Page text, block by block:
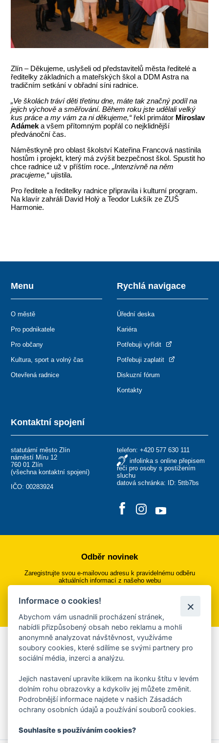
Zlín – Děkujeme, uslyšeli od představitelů města ředitelé a
ředitelky základních a mateřských škol a DDM Astra na
tradičním setkání v obřadní síni radnice.
„Ve školách tráví děti třetinu dne, máte tak značný podíl na
jejich výchově a směřování. Během roku jste udělali velký
kus práce a my vám za ni děkujeme,“řekl primátor Miroslav
Adámek a všem přítomným popřál co nejklidnější
předvánoční čas.
Náměstkyně pro oblast školství Kateřina Francová nastínila
hostům i projekt, který má zvýšit bezpečnost škol. Spustit ho
chce radnice už v příštím roce.„Intenzívně na něm
pracujeme,“ujistila.
Pro ředitele a ředitelky radnice připravila i kulturní program.
Na klavír zahráli David Holý a Teodor Lukšík ze ZUŠ
Harmonie.
Kontaktní spojení
statutární město Zlín
náměstí Míru 12
760 01 Zlín
(všechna kontaktní spojení)
IČO: 00283924
telefon: +420 577 630 111
infolinka s online přepisem
řeči pro osoby s postižením
sluchu
datová schránka: ID: 5ttb7bs
Menu
O městě
Pro podnikatele
Pro občany
Kultura, sport a volný čas
Otevřená radnice
Rychlá navigace
Úřední deska
Kariéra
Potřebuji vyřídit
Potřebuji zaplatit
Diskuzní fórum
Kontakty
Odběr novinek
Zaregistrujte svou e-mailovou adresu k pravidelnému odběru
aktuálních informací z našeho webu
Přihlásit se k odběru
Aplikace Mobilní rozhlas
Chcete dostávat do svého mobilu či mailu upozornění na
ankety, pozvánky na kulturní a sportovní akce?
Více informací o aplikaci
Informace o cookies!
Abychom vám usnadnili procházení stránek,
nabídli přizpůsobený obsah nebo reklamu a mohli
anonymně analyzovat návštěvnost, využíváme
soubory cookies, které sdílíme se svými partnery pro
sociální média, inzerci a analýzu.
Jejich nastavení upravíte klikem na ikonku štítu v levém
dolním rohu obrazovky a kdykoliv jej můžete změnit.
Podrobnější informace najdete v našich Zásadách
ochrany osobních údajů a používání souborů cookies.
Souhlasíte s používáním cookies?